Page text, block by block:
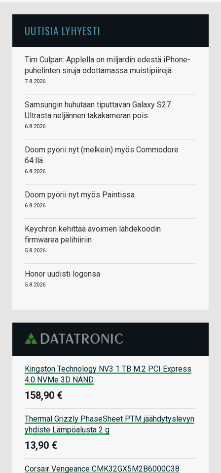
UUTISIA LYHYESTI
Tim Culpan: Applella on miljardin edestä iPhone-
puhelinten siruja odottamassa muistipiirejä
7.8.2026
Samsungin huhutaan tiputtavan Galaxy S27
Ultrasta neljännen takakameran pois
6.8.2026
Doom pyörii nyt (melkein) myös Commodore
64:llä
6.8.2026
Doom pyörii nyt myös Paintissa
6.8.2026
Keychron kehittää avoimen lähdekoodin
firmwarea pelihiiriin
5.8.2026
Honor uudisti logonsa
5.8.2026
Kingston Technology NV3 1 TB M.2 PCI Express
4.0 NVMe 3D NAND
158,90 €
Thermal Grizzly PhaseSheet PTM jäähdytyslevyn
yhdiste Lämpöalusta 2 g
13,90 €
Corsair Vengeance CMK32GX5M2B6000C38